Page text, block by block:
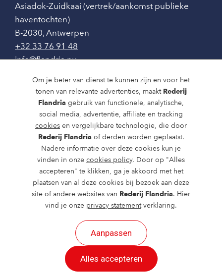
Om je beter van dienst te kunnen zijn en voor het
tonen van relevante advertenties, maakt Rederij
Flandria gebruik van functionele, analytische,
social media, advertentie, affiliate en tracking
cookies en vergelijkbare technologie, die door
Rederij Flandria of derden worden geplaatst.
Nadere informatie over deze cookies kun je
vinden in onze cookies policy. Door op "Alles
accepteren" te klikken, ga je akkoord met het
plaatsen van al deze cookies bij bezoek aan deze
site of andere websites van Rederij Flandria. Hier
vind je onze privacy statementverklaring.
Aanpassen
Alles accepteren
Asiadok-Zuidkaai (vertrek/aankomst publieke
haventochten)
B-2030, Antwerpen
+32 33 76 91 48
info@flandria.nu
Contact
Vaaragenda
Rondvaarten en dagtochten
Nieuws
Over ons
Route en bereikbaarheid
2026 ©
.
Alle rechten voorbehouden.
| Privacy | Cookies aanpassen